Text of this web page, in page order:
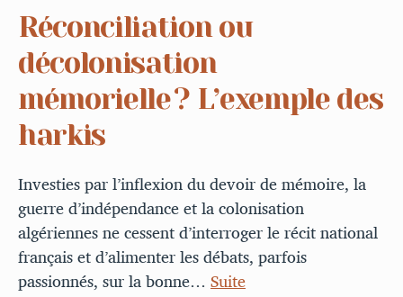
Réconciliation ou
décolonisation
mémorielle ? L’exemple des
harkis
Investies par l’inflexion du devoir de mémoire, la
guerre d’indépendance et la colonisation
algériennes ne cessent d’interroger le récit national
français et d’alimenter les débats, parfois
passionnés, sur la bonne… Suite